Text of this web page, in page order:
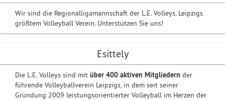
Wir sind die Regionalligamannschaft der L.E. Volleys, Leipzigs
größtem Volleyball Verein. Unterstützen Sie uns!
Esittely
Die L.E. Volleys sind mit über 400 aktiven Mitgliedern der
führende Volleyballverein Leipzigs, in dem seit seiner
Gründung 2009 leistungsorientierter Volleyball im Herzen der